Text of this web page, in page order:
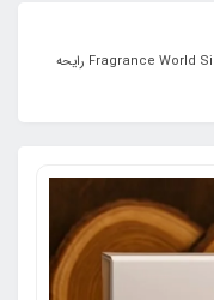
ادکلن فراگرنس ورد سیلور وود ۸۰ میل | Fragrance World Silver Wood رایحه